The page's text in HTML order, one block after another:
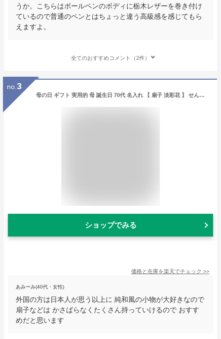
うか。こちらはボールペンのボディに栃木レザーを巻き付け
ているので普通のペンとはちょっと違う高級感を感じてもら
えますよ。
全てのおすすめコメント（2件）
no. 3
母の日 ギフト 実用的 母 誕生日 70代 名入れ 【 扇子 淡彩花 】 せんす 女性用 レディース 婦人用 和風 桜 花柄 誕生日 60代 80代 90代 女 義母 祖母 お母さん 還暦祝い 古希祝い 還暦 古希 喜寿 傘寿 米寿 卒寿 長寿 祝い お祝い 名前入り ギフト 暑さ対策
ショップでみる
価格と在庫を楽天でチェック >>
あみーみ(40代・女性)
外国の方は日本人が思う以上に 純和風の小物が大好きなので
扇子などは かさばらなくたくさん持っていけるので おすす
めだと思います